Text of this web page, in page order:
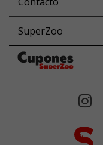
SuperZoo